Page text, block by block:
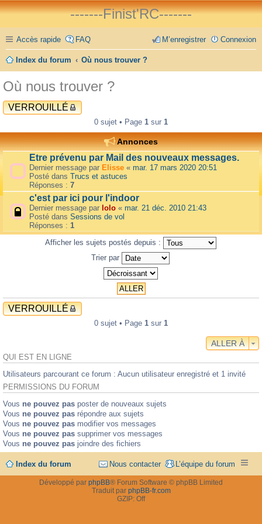
-------Finist'RC-------
Accès rapide FAQ Connexion
M’enregistrer
Index du forum Où nous trouver ?
Où nous trouver ?
VERROUILLÉ
0 sujet • Page 1 sur 1
Annonces
Etre prévenu par Mail des nouveaux messages.
Dernier message par Elisse « mar. 17 mars 2020 20:51
Posté dans Trucs et astuces
Réponses : 7
c'est par ici pour l'indoor
Dernier message par lolo « mar. 21 déc. 2010 21:43
Posté dans Sessions de vol
Réponses : 1
Afficher les sujets postés depuis :
Trier par
VERROUILLÉ
0 sujet • Page 1 sur 1
ALLER À
QUI EST EN LIGNE
Utilisateurs parcourant ce forum : Aucun utilisateur enregistré et 1 invité
PERMISSIONS DU FORUM
Vous ne pouvez pas poster de nouveaux sujets
Vous ne pouvez pas répondre aux sujets
Vous ne pouvez pas modifier vos messages
Vous ne pouvez pas supprimer vos messages
Vous ne pouvez pas joindre des fichiers
Index du forum L’équipe du forum
Nous contacter
Développé par phpBB® Forum Software © phpBB Limited
Traduit par phpBB-fr.com
GZIP: Off